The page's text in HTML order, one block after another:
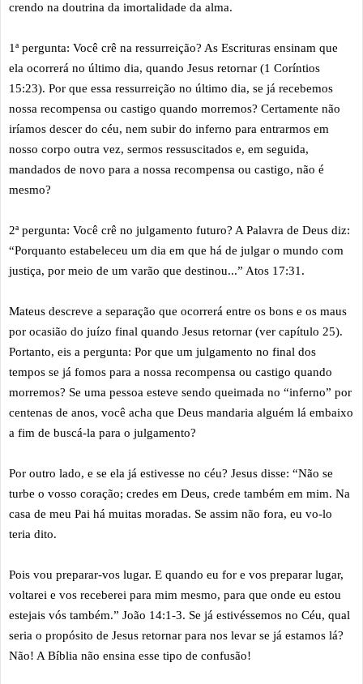
crendo na doutrina da imortalidade da alma.
1ª pergunta: Você crê na ressurreição? As Escrituras ensinam que
ela ocorrerá no último dia, quando Jesus retornar (1 Coríntios
15:23). Por que essa ressurreição no último dia, se já recebemos
nossa recompensa ou castigo quando morremos? Certamente não
iríamos descer do céu, nem subir do inferno para entrarmos em
nosso corpo outra vez, sermos ressuscitados e, em seguida,
mandados de novo para a nossa recompensa ou castigo, não é
mesmo?
2ª pergunta: Você crê no julgamento futuro? A Palavra de Deus diz:
“Porquanto estabeleceu um dia em que há de julgar o mundo com
justiça, por meio de um varão que destinou...” Atos 17:31.
Mateus descreve a separação que ocorrerá entre os bons e os maus
por ocasião do juízo final quando Jesus retornar (ver capítulo 25).
Portanto, eis a pergunta: Por que um julgamento no final dos
tempos se já fomos para a nossa recompensa ou castigo quando
morremos? Se uma pessoa esteve sendo queimada no “inferno” por
centenas de anos, você acha que Deus mandaria alguém lá embaixo
a fim de buscá-la para o julgamento?
Por outro lado, e se ela já estivesse no céu? Jesus disse: “Não se
turbe o vosso coração; credes em Deus, crede também em mim. Na
casa de meu Pai há muitas moradas. Se assim não fora, eu vo-lo
teria dito.
Pois vou preparar-vos lugar. E quando eu for e vos preparar lugar,
voltarei e vos receberei para mim mesmo, para que onde eu estou
estejais vós também.” João 14:1-3. Se já estivéssemos no Céu, qual
seria o propósito de Jesus retornar para nos levar se já estamos lá?
Não! A Bíblia não ensina esse tipo de confusão!